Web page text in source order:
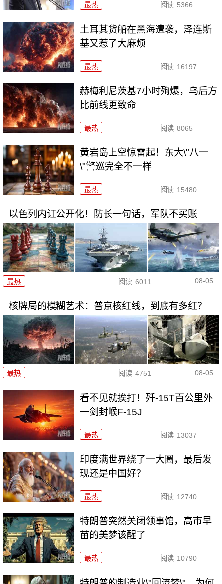
最热 阅读 5366
土耳其货船在黑海遭袭，泽连斯
基又惹了大麻烦
最热 阅读 16197
赫梅利尼茨基7小时殉爆，乌后方
比前线更致命
最热 阅读 8065
黄岩岛上空惊雷起！东大\"八一
\"警巡完全不一样
最热 阅读 15480
以色列内讧公开化！防长一句话，军队不买账
最热 阅读 6011 08-05
核牌局的模糊艺术：普京核红线，到底有多红？
最热 阅读 4751 08-05
看不见就挨打！歼-15T百公里外
一剑封喉F-15J
最热 阅读 13037
印度满世界绕了一大圈，最后发
现还是中国好？
最热 阅读 12740
特朗普突然关闭领事馆，高市早
苗的美梦该醒了
最热 阅读 10790